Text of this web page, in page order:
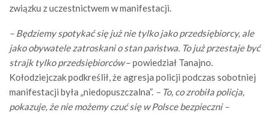
związku z uczestnictwem w manifestacji.
– Będziemy spotykać się już nie tylko jako przedsiębiorcy, ale
jako obywatele zatroskani o stan państwa. To już przestaje być
strajk tylko przedsiębiorców– powiedział Tanajno.
Kołodziejczak podkreślił, że agresja policji podczas sobotniej
manifestacji była „niedopuszczalna”. – To, co zrobiła policja,
pokazuje, że nie możemy czuć się w Polsce bezpieczni –